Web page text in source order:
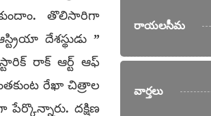
తొలిసారిగా
దేశస్థుడు ”
రాక్‌ ఆర్ట్‌ ఆఫ్‌
రేఖా చిత్రాల
పేర్కొన్నారు. దక్షిణ
రాయలసీమ
వార్తలు